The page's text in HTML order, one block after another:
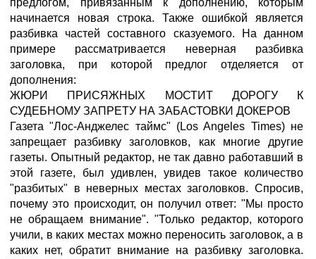
предлогом, привязанным к дополнению, которым
начинается новая строка. Также ошибкой является
разбивка частей составного сказуемого. На данном
примере рассматривается неверная разбивка
заголовка, при которой предлог отделяется от
дополнения:
ЖЮРИ ПРИСЯЖНЫХ МОСТИТ ДОРОГУ К
СУДЕБНОМУ ЗАПРЕТУ НА ЗАБАСТОВКИ ДОКЕРОВ
Газета "Лос-Анджелес таймс" (Los Angeles Times) не
запрещает разбивку заголовков, как многие другие
газеты. Опытный редактор, не так давно работавший в
этой газете, был удивлен, увидев такое количество
"разбитых" в неверных местах заголовков. Спросив,
почему это происходит, он получил ответ: "Мы просто
не обращаем внимание". "Только редактор, которого
учили, в каких местах можно переносить заголовок, а в
каких нет, обратит внимание на разбивку заголовка.